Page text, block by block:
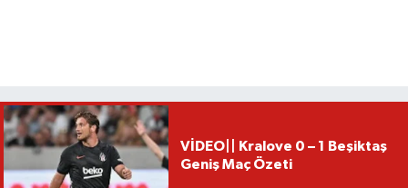
VİDEO|| Kralove 0 – 1 Beşiktaş
Geniş Maç Özeti